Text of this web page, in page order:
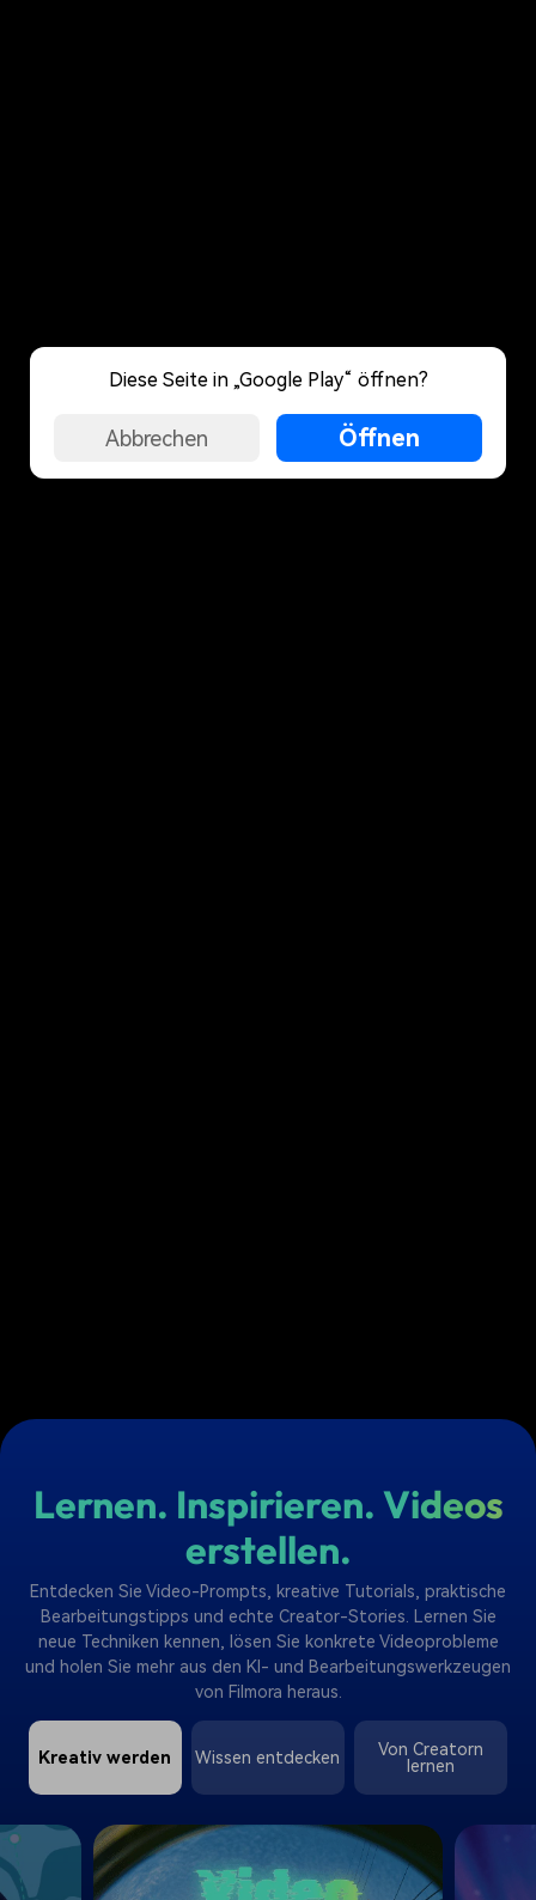
Lernen. Inspirieren. Videos
erstellen.
Entdecken Sie Video-Prompts, kreative Tutorials, praktische
Bearbeitungstipps und echte Creator-Stories. Lernen Sie
neue Techniken kennen, lösen Sie konkrete Videoprobleme
und holen Sie mehr aus den KI- und Bearbeitungswerkzeugen
von Filmora heraus.
Kreativ werden Wissen entdecken
Von Creatorn
lernen
Diese Seite in „Google Play“ öffnen?
Abbrechen Öffnen